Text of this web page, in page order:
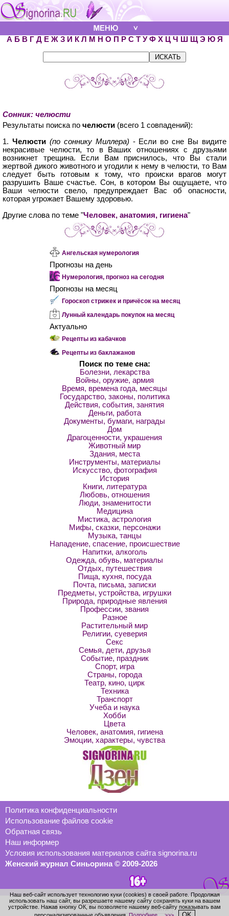
А Б В Г Д Е Ж З И К Л М Н О П Р С Т У Ф Х Ц Ч Ш Щ Э Ю Я
Сонник: челюсти
Результаты поиска по челюсти (всего 1 совпадений):
1. Челюсти (по соннику Миллера) - Если во сне Вы видите
некрасивые челюсти, то в Ваших отношениях с друзьями
возникнет трещина. Если Вам приснилось, что Вы стали
жертвой дикого животного и угодили к нему в челюсти, то Вам
следует быть готовым к тому, что происки врагов могут
разрушить Ваше счастье. Сон, в котором Вы ощущаете, что
Ваши челюсти свело, предупреждает Вас об опасности,
которая угрожает Вашему здоровью.
Другие слова по теме "Человек, анатомия, гигиена"
Ангельская нумерология
Прогнозы на день
Нумерология, прогноз на сегодня
Прогнозы на месяц
Гороскоп стрижек и причёсок на месяц
Лунный календарь покупок на месяц
Актуально
Рецепты из кабачков
Рецепты из баклажанов
Поиск по теме сна:
Болезни, лекарства
Войны, оружие, армия
Время, времена года, месяцы
Государство, законы, политика
Действия, события, занятия
Деньги, работа
Документы, бумаги, награды
Дом
Драгоценности, украшения
Животный мир
Здания, места
Инструменты, материалы
Искусство, фотография
История
Книги, литература
Любовь, отношения
Люди, знаменитости
Медицина
Мистика, астрология
Мифы, сказки, персонажи
Музыка, танцы
Нападение, спасение, происшествие
Напитки, алкоголь
Одежда, обувь, материалы
Отдых, путешествия
Пища, кухня, посуда
Почта, письма, записки
Предметы, устройства, игрушки
Природа, природные явления
Профессии, звания
Разное
Растительный мир
Религии, суеверия
Секс
Семья, дети, друзья
Событие, праздник
Спорт, игра
Страны, города
Театр, кино, цирк
Техника
Транспорт
Учеба и наука
Хобби
Цвета
Человек, анатомия, гигиена
Эмоции, характеры, чувства
Политика конфиденциальности
Использование файлов cookie
Обратная связь
Наш информер
Условия использования материалов сайта signorina.ru
Женский журнал Синьорина © 2009-2026
Наш веб-сайт использует технологию куки (cookies) в своей работе. Продолжая
использовать наш сайт, вы разрешаете нашему сайту сохранять куки на вашем
устройстве. Нажав кнопку ОК, вы позволяете нашему веб-сайту показывать вам